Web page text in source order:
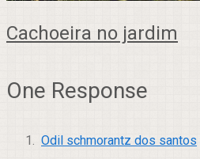
Cachoeira no jardim
One Response
Odil schmorantz dos santos